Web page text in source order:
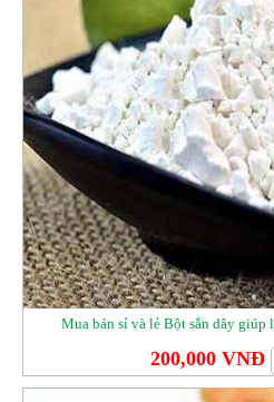
Mua bán sỉ và lẻ Bột sắn dây giúp
200,000 VNĐ